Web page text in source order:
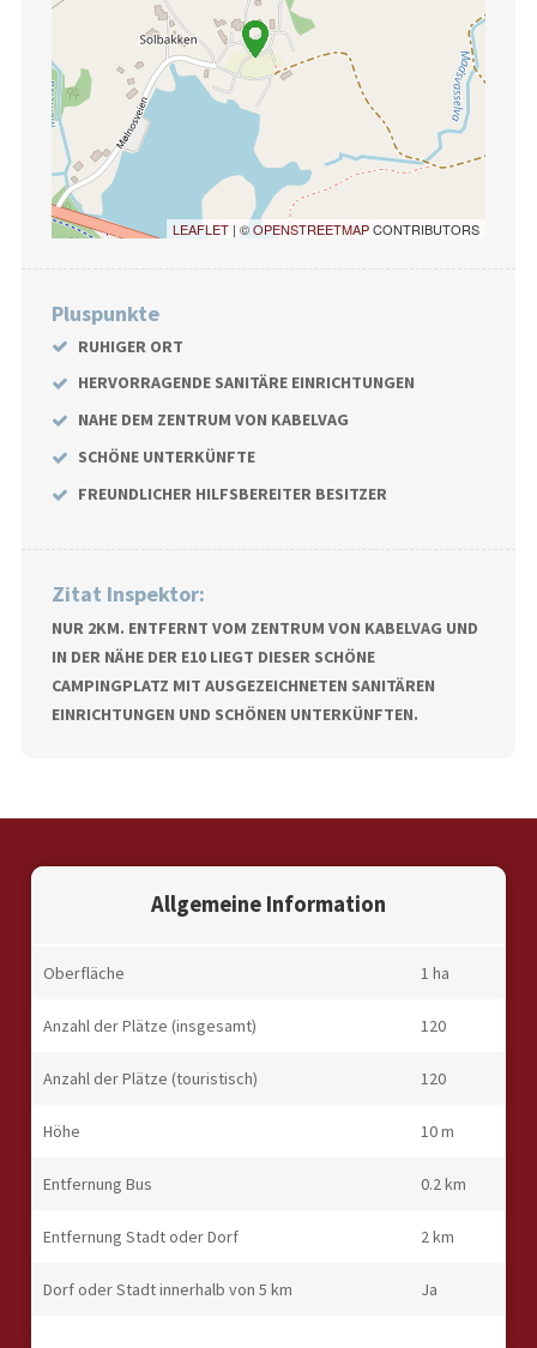
LEAFLET | ©OPENSTREETMAPCONTRIBUTORS
Pluspunkte
RUHIGER ORT
HERVORRAGENDE SANITÄRE EINRICHTUNGEN
NAHE DEM ZENTRUM VON KABELVAG
SCHÖNE UNTERKÜNFTE
FREUNDLICHER HILFSBEREITER BESITZER
Zitat Inspektor:
NUR 2KM. ENTFERNT VOM ZENTRUM VON KABELVAG UND
IN DER NÄHE DER E10 LIEGT DIESER SCHÖNE
CAMPINGPLATZ MIT AUSGEZEICHNETEN SANITÄREN
EINRICHTUNGEN UND SCHÖNEN UNTERKÜNFTEN.
Allgemeine Information
Oberfläche 1 ha
Anzahl der Plätze (insgesamt) 120
Anzahl der Plätze (touristisch) 120
Höhe 10 m
Entfernung Bus 0.2 km
Entfernung Stadt oder Dorf 2 km
Dorf oder Stadt innerhalb von 5 km Ja